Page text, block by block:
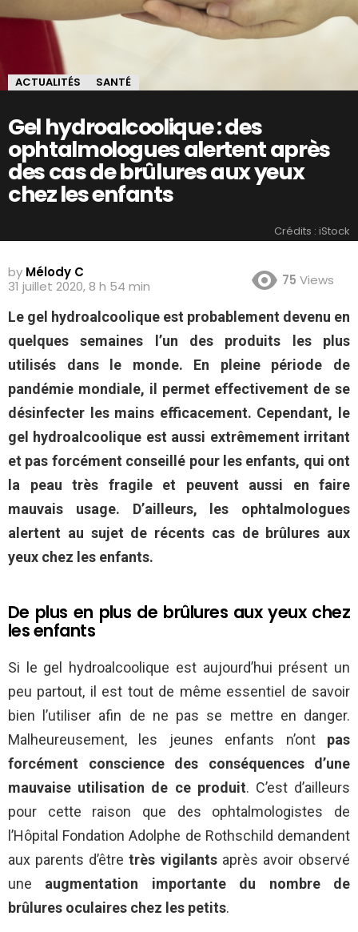
ACTUALITÉS SANTÉ
Gel hydroalcoolique : des
ophtalmologues alertent après
des cas de brûlures aux yeux
chez les enfants
Crédits : iStock
by Mélody C
31 juillet 2020, 8 h 54 min
75 Views
Le gel hydroalcoolique est probablement devenu en
quelques semaines l’un des produits les plus
utilisés dans le monde. En pleine période de
pandémie mondiale, il permet effectivement de se
désinfecter les mains efficacement. Cependant, le
gel hydroalcoolique est aussi extrêmement irritant
et pas forcément conseillé pour les enfants, qui ont
la peau très fragile et peuvent aussi en faire
mauvais usage. D’ailleurs, les ophtalmologues
alertent au sujet de récents cas de brûlures aux
yeux chez les enfants.
De plus en plus de brûlures aux yeux chez
les enfants
Si le gel hydroalcoolique est aujourd’hui présent un
peu partout, il est tout de même essentiel de savoir
bien l’utiliser afin de ne pas se mettre en danger.
Malheureusement, les jeunes enfants n’ont pas
forcément conscience des conséquences d’une
mauvaise utilisation de ce produit. C’est d’ailleurs
pour cette raison que des ophtalmologistes de
l’Hôpital Fondation Adolphe de Rothschild demandent
aux parents d’êtretrès vigilantsaprès avoir observé
une augmentation importante du nombre de
brûlures oculaires chez les petits.